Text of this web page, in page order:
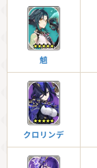
魈
クロリンデ